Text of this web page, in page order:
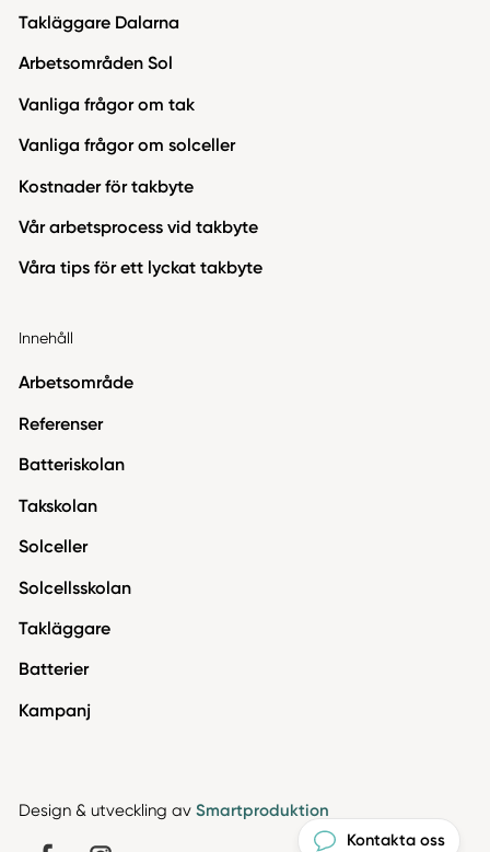
Takläggare Dalarna
Arbetsområden Sol
Vanliga frågor om tak
Vanliga frågor om solceller
Kostnader för takbyte
Vår arbetsprocess vid takbyte
Våra tips för ett lyckat takbyte
Innehåll
Arbetsområde
Referenser
Batteriskolan
Takskolan
Solceller
Solcellsskolan
Takläggare
Batterier
Kampanj
Design & utveckling av Smartproduktion
Kontakta oss